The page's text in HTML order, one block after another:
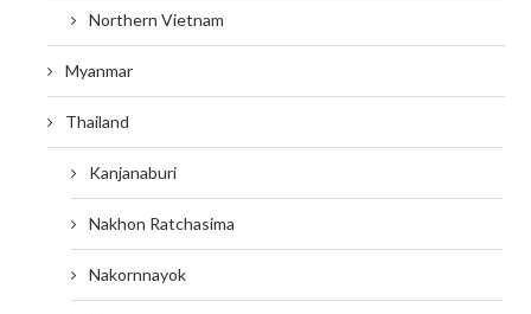
Northern Vietnam
Myanmar
Thailand
Kanjanaburi
Nakhon Ratchasima
Nakornnayok